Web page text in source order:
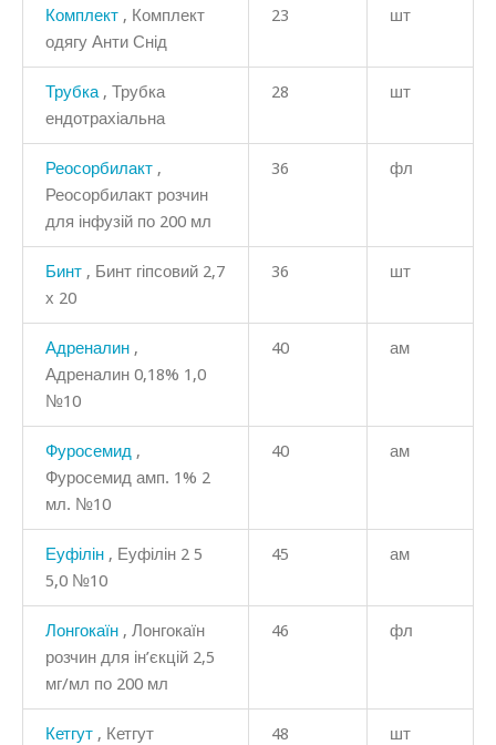
Комплект , Комплект
одягу Анти Снід
23 шт
Трубка , Трубка
ендотрахіальна
28 шт
Реосорбилакт ,
Реосорбилакт розчин
для інфузій по 200 мл
36 фл
Бинт , Бинт гіпсовий 2,7
х 20
36 шт
Адреналин ,
Адреналин 0,18% 1,0
№10
40 ам
Фуросемид ,
Фуросемид амп. 1% 2
мл. №10
40 ам
Еуфілін , Еуфілін 2 5
5,0 №10
45 ам
Лонгокаїн , Лонгокаїн
розчин для ін’єкцій 2,5
мг/мл по 200 мл
46 фл
Кетгут , Кетгут 48 шт